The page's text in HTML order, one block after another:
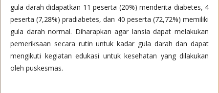
gula darah didapatkan 11 peserta (20%) menderita diabetes, 4
peserta (7,28%) pradiabetes, dan 40 peserta (72,72%) memiliki
gula darah normal. Diharapkan agar lansia dapat melakukan
pemeriksaan secara rutin untuk kadar gula darah dan dapat
mengikuti kegiatan edukasi untuk kesehatan yang dilakukan
oleh puskesmas.